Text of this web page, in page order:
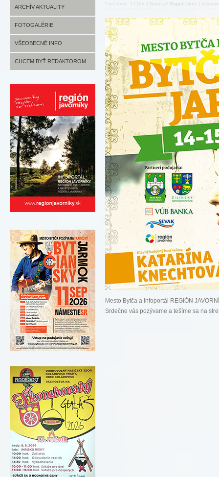
ARCHÍV AKTUALITY
FOTOGALÉRIE
VŠEOBECNÉ INFO
CHCEM BYŤ REDAKTOROM
Prečítané: 1716x Napísal: Super User
Mesto Bytča a Infoportál REGIÓN
Srdečne vás pozývame a tešíme sa na